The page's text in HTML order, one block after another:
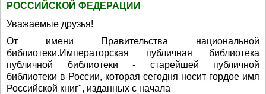
РОССИЙСКОЙ ФЕДЕРАЦИИ
Уважаемые друзья!
От имени Правительства национальной
библиотеки.Императорская публичная библиотека
публичной библиотеки - старейшей публичной
библиотеки в России, которая сегодня носит гордое имя
Российской книг", изданных с начала